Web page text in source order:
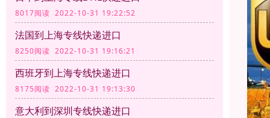
8017阅读 2022-10-31 19:22:52
法国到上海专线快递进口
8250阅读 2022-10-31 19:16:21
西班牙到上海专线快递进口
8175阅读 2022-10-31 19:13:30
意大利到深圳专线快递进口